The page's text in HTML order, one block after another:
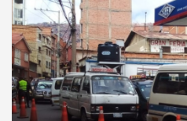
m
e
n
t
: